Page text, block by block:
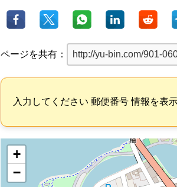
ページを共有：
入力してください 郵便番号 情報を表
+
−